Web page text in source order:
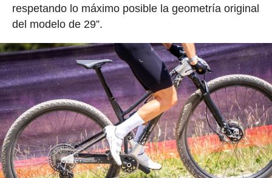
respetando lo máximo posible la geometría original
del modelo de 29”.